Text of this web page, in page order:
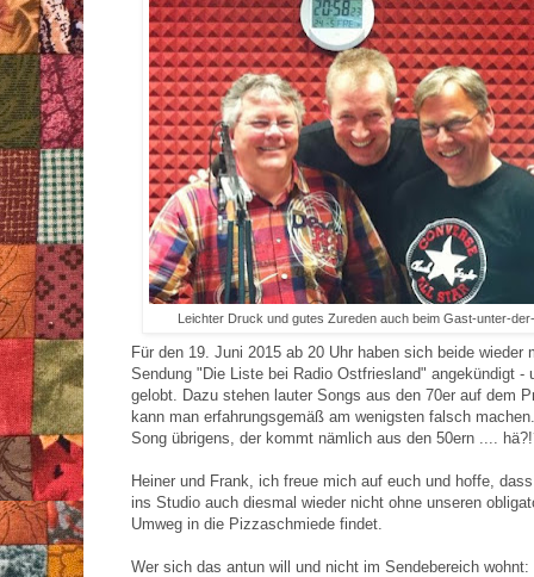
Leichter Druck und gutes Zureden auch beim Gast-unter-
Für den 19. Juni 2015 ab 20 Uhr haben sich beide wieder
Sendung "Die Liste bei Radio Ostfriesland" angekündigt -
gelobt. Dazu stehen lauter Songs aus den 70er auf dem
kann man erfahrungsgemäß am wenigsten falsch
Song übrigens, der kommt nämlich aus den 50ern ....
Heiner und Frank, ich freue mich auf euch und hoffe,
ins Studio auch diesmal wieder nicht ohne unseren
Umweg in die Pizzaschmiede findet.
Wer sich das antun will und nicht im Sendebereich wohnt: